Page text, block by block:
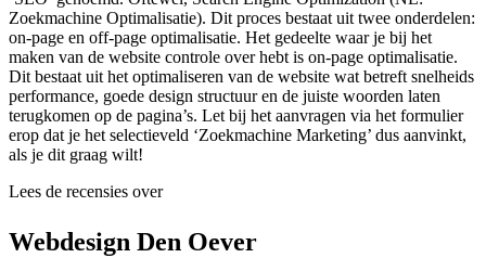
Zoekmachine Optimalisatie). Dit proces bestaat uit twee onderdelen:
on-page en off-page optimalisatie. Het gedeelte waar je bij het
maken van de website controle over hebt is on-page optimalisatie.
Dit bestaat uit het optimaliseren van de website wat betreft snelheids
performance, goede design structuur en de juiste woorden laten
terugkomen op de pagina’s. Let bij het aanvragen via het formulier
erop dat je het selectieveld ‘Zoekmachine Marketing’ dus aanvinkt,
als je dit graag wilt!
Lees de recensies over
Webdesign Den Oever